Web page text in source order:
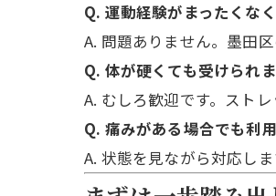
Q. 運動経験がまったくな
A. 問題ありません。墨田
Q. 体が硬くても受けられ
A. むしろ歓迎です。スト
Q. 痛みがある場合でも利
A. 状態を見ながら対応し